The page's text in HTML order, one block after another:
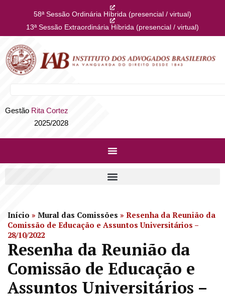
58ª Sessão Ordinária Híbrida (presencial / virtual)
13ª Sessão Extraordinária Híbrida (presencial / virtual)
Gestão Rita Cortez
2025/2028
Início » Mural das Comissões » Resenha da Reunião da
Comissão de Educação e Assuntos Universitários –
28/10/2022
Resenha da Reunião da
Comissão de Educação e
Assuntos Universitários –